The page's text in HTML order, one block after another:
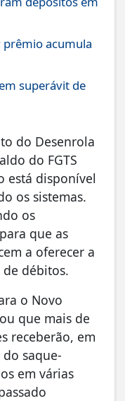
acumula
superávit de
do Desenrola
do FGTS
está disponível
os sistemas.
os
que as
a oferecer a
débitos.
o Novo
que mais de
receberão, em
saque-
em várias